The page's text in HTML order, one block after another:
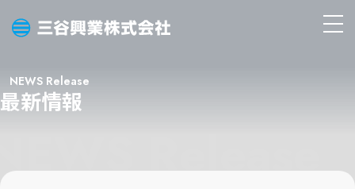
メ
く
NEWS Release
最新情報